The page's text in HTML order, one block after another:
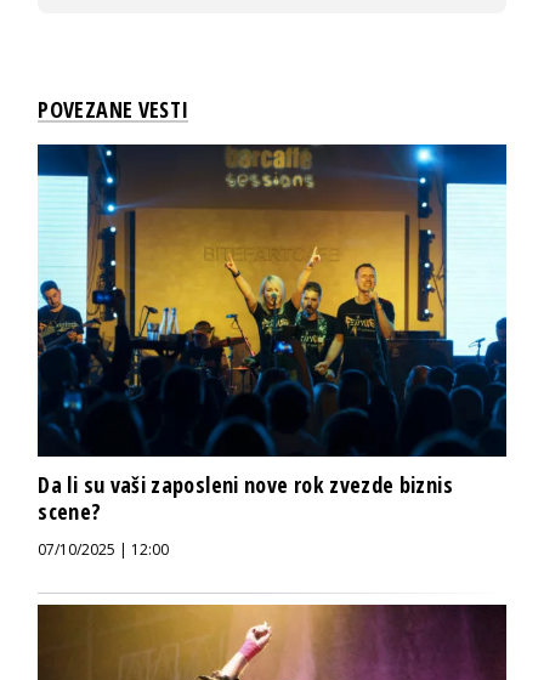
POVEZANE VESTI
Da li su vaši zaposleni nove rok zvezde biznis
scene?
07/10/2025 | 12:00